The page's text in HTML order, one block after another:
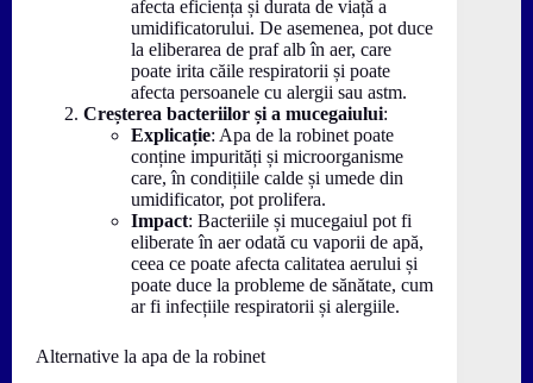
afecta eficiența și durata de viață a
umidificatorului. De asemenea, pot duce
la eliberarea de praf alb în aer, care
poate irita căile respiratorii și poate
afecta persoanele cu alergii sau astm.
Creșterea bacteriilor și a mucegaiului:
Explicație: Apa de la robinet poate
conține impurități și microorganisme
care, în condițiile calde și umede din
umidificator, pot prolifera.
Impact: Bacteriile și mucegaiul pot fi
eliberate în aer odată cu vaporii de apă,
ceea ce poate afecta calitatea aerului și
poate duce la probleme de sănătate, cum
ar fi infecțiile respiratorii și alergiile.
Alternative la apa de la robinet